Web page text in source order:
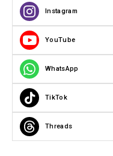
Instagram
YouTube
WhatsApp
TikTok
Threads